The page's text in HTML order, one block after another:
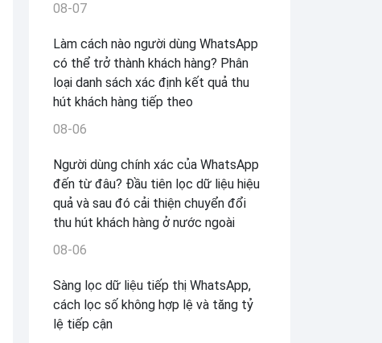
08-07
Làm cách nào người dùng WhatsApp
có thể trở thành khách hàng? Phân
loại danh sách xác định kết quả thu
hút khách hàng tiếp theo
08-06
Người dùng chính xác của WhatsApp
đến từ đâu? Đầu tiên lọc dữ liệu hiệu
quả và sau đó cải thiện chuyển đổi
thu hút khách hàng ở nước ngoài
08-06
Sàng lọc dữ liệu tiếp thị WhatsApp,
cách lọc số không hợp lệ và tăng tỷ
lệ tiếp cận